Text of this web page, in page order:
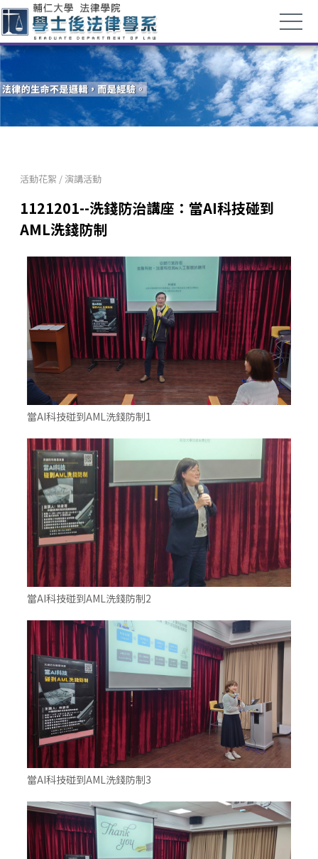
活動花絮 /演講活動
1121201--洗錢防治講座：當AI科技碰到
AML洗錢防制
當AI科技碰到AML洗錢防制1
當AI科技碰到AML洗錢防制2
當AI科技碰到AML洗錢防制3